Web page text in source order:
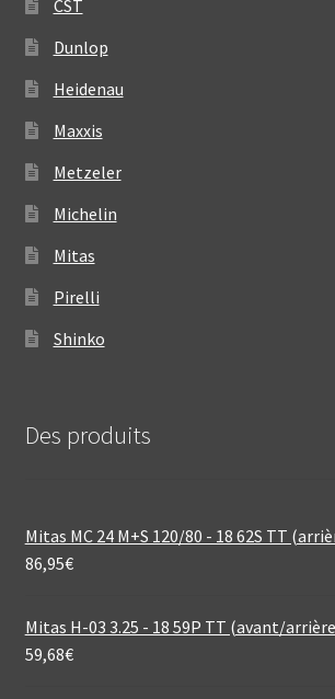
CST
Dunlop
Heidenau
Maxxis
Metzeler
Michelin
Mitas
Pirelli
Shinko
Des produits
Mitas MC 24 M+S 120/80 - 18 62S TT
86,95€
Mitas H-03 3.25 - 18 59P TT (avant/
59,68€